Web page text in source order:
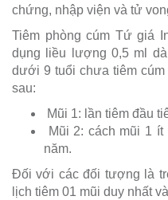
chứng, nhập viện và tử
Tiêm phòng cúm Tứ giá
dụng liều lượng 0,5 ml
dưới 9 tuổi chưa tiêm
sau:
Mũi 1: lần tiêm đầu
Mũi 2: cách mũi 1
năm.
Đối với các đối tượng là
lịch tiêm 01 mũi duy nhất